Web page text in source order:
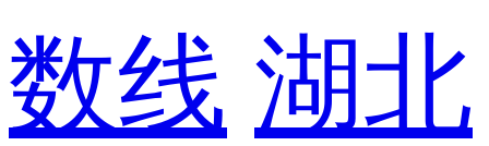
数线 湖北